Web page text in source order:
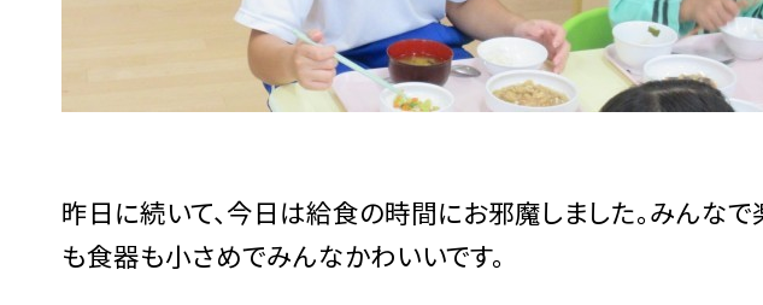
昨日に続いて、今日は給食の時間にお邪魔しました。みんなで
も食器も小さめでみんなかわいいです。